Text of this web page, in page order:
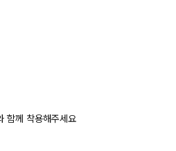
함께 착용해주세요